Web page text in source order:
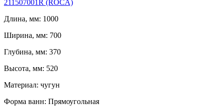
211507001R (ROCA)
Длина, мм: 1000
Ширина, мм: 700
Глубина, мм: 370
Высота, мм: 520
Материал: чугун
Форма ванн: Прямоугольная